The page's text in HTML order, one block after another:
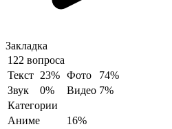
Закладка
122 вопроса
Текст 23% Фото
74%
Звук
0% Видео 7%
Категории
Аниме
16%